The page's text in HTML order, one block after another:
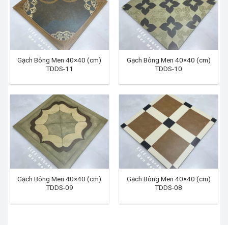
Gạch Bông Men 40×40 (cm)
TDDS-11
Gạch Bông Men 40×40 (cm)
TDDS-10
Gạch Bông Men 40×40 (cm)
TDDS-09
Gạch Bông Men 40×40 (cm)
TDDS-08